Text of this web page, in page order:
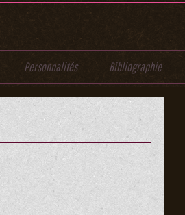
Personnalités Bibliographie